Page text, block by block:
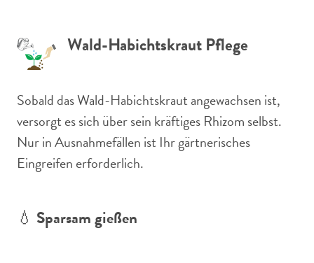
Wald-Habichtskraut Pflege
Sobald das Wald-Habichtskraut angewachsen ist,
versorgt es sich über sein kräftiges Rhizom selbst.
Nur in Ausnahmefällen ist Ihr gärtnerisches
Eingreifen erforderlich.
💧 Sparsam gießen